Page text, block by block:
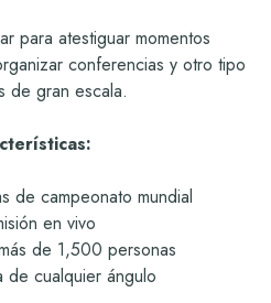
para atestiguar momentos
conferencias y otro tipo
de gran escala.
de campeonato mundial
en vivo
de 1,500 personas
de cualquier ángulo